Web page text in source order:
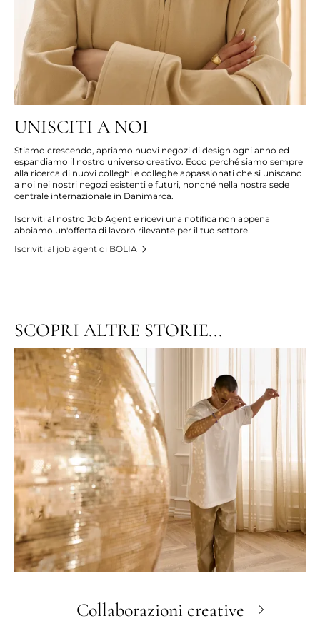
UNISCITI A NOI
Stiamo crescendo, apriamo nuovi negozi di design ogni anno ed
espandiamo il nostro universo creativo. Ecco perché siamo sempre
alla ricerca di nuovi colleghi e colleghe appassionati che si uniscano
a noi nei nostri negozi esistenti e futuri, nonché nella nostra sede
centrale internazionale in Danimarca.
Iscriviti al nostro Job Agent e ricevi una notifica non appena
abbiamo un'offerta di lavoro rilevante per il tuo settore.
Iscriviti al job agent di BOLIA
SCOPRI ALTRE STORIE...
Collaborazioni creative